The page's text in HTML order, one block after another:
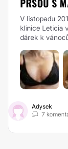
PRSOU S
V listopadu
klinice Leticia
dárek k
Adysek
7